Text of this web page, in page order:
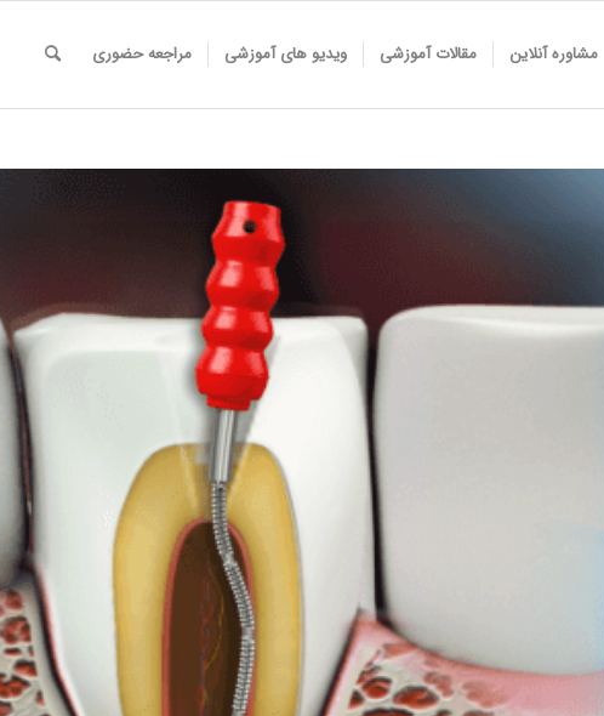
مشاوره آنلاین مقالات آموزشی ویدیو های آموزشی مراجعه حضوری